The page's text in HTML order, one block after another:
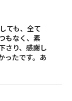
ても、全て
もなく、素
さり、感謝し
ったです。あ